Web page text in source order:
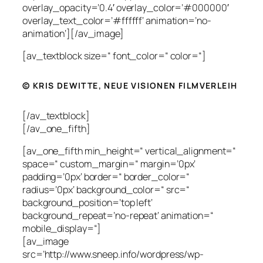
overlay_opacity=’0.4′ overlay_color=’#000000′
overlay_text_color=’#ffffff‘ animation=’no-
animation‘][/av_image]
[av_textblock size=“ font_color=“ color=“]
© KRIS DEWITTE, NEUE VISIONEN FILMVERLEIH
[/av_textblock]
[/av_one_fifth]
[av_one_fifth min_height=“ vertical_alignment=“
space=“ custom_margin=“ margin=’0px‘
padding=’0px‘ border=“ border_color=“
radius=’0px‘ background_color=“ src=“
background_position=’top left‘
background_repeat=’no-repeat‘ animation=“
mobile_display=“]
[av_image
src=’http://www.sneep.info/wordpress/wp-